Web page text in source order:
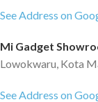
See Address on
Mi Gadget
Lowokwaru, Kota
See Address on